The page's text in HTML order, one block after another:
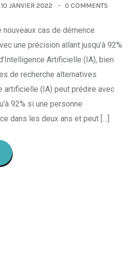
10 JANVIER 2022 0 COMMENTS
cas de démence
une précision allant jusqu’à 92%
Artificielle (IA), bien
de recherche alternatives
artificielle (IA) peut prédire avec
92% si une personne
dans les deux ans et peut […]